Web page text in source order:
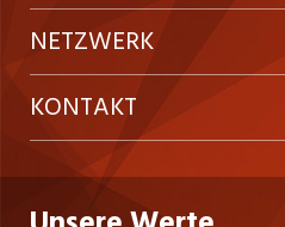
Festanstellungen
Temporäre Jobs
Freelance Jobs
Praktika
Inserieren
Firmen
Personalvermittler
Preise und Leistungen
AGB
Datenschutzerklärung
Nutzungsbedingungen
NETZWERK
ostjob.ch
westjob.at
jobzüri.ch
KONTAKT
Niederlassung